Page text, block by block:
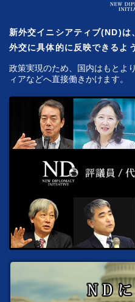
新外交イニシアティブ(ND)は
外交に具体的に反映できるよ
政策実現のため、国内はもとよ
ィアなどへ直接働きかけます。